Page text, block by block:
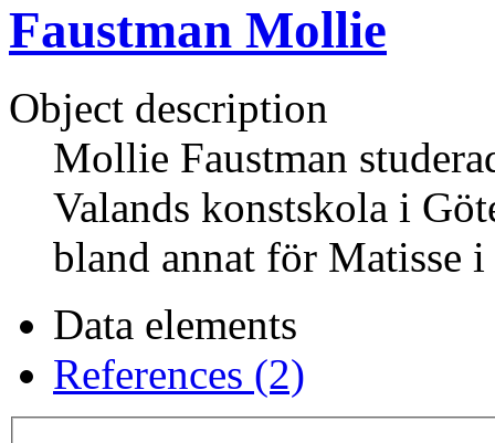
Faustman Mollie
Object description
Mollie Faustman
Valands konstskola i
bland annat för Matisse
Data elements
References (2)